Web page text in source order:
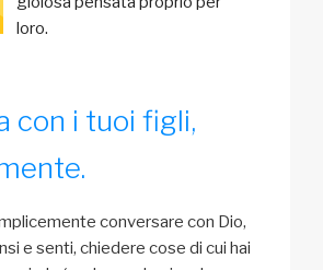
loro.
con i tuoi figli,
conversare con Dio,
e senti, chiedere cose di cui hai